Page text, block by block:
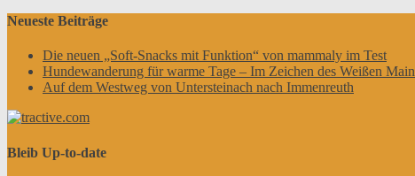
Neueste Beiträge
Die neuen „Soft-Snacks mit Funktion“ von mammaly im Test
Hundewanderung für warme Tage – Im Zeichen des Weißen Main
Auf dem Westweg von Untersteinach nach Immenreuth
Bleib Up-to-date